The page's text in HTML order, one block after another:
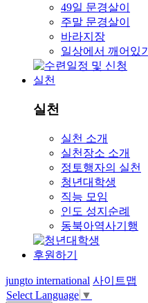
49일 문경살이
주말 문경살이
바라지장
일상에서 깨어있기
실천
실천
실천 소개
실천장소 소개
정토행자의 실천
청년대학생
직능 모임
인도 성지순례
동북아역사기행
후원하기
jungto international 사이트맵
Select Language ▼